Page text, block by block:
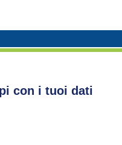
con i tuoi dati